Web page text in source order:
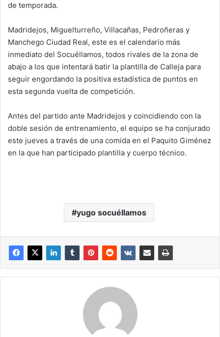
de temporada.
Madridejos, Miguelturreño, Villacañas, Pedroñeras y
Manchego Ciudad Real, este es el calendario más
inmediato del Socuéllamos, todos rivales de la zona de
abajo a los que intentará batir la plantilla de Calleja para
seguir engordando la positiva estadística de puntos en
esta segunda vuelta de competición.
Antes del partido ante Madridejos y coincidiendo con la
doble sesión de entrenamiento, el equipo se ha conjurado
este jueves a través de una comida en el Paquito Giménez
en la que han participado plantilla y cuerpo técnico.
yugo socuéllamos